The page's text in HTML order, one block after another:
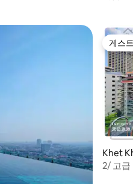
게스
게스
Khet
엄
2/ 고급